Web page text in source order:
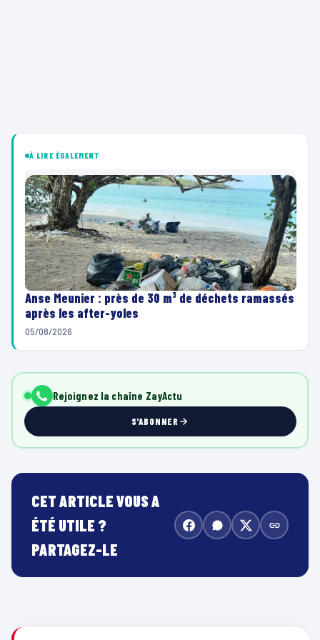
À LIRE ÉGALEMENT
Anse Meunier : près de 30 m³ de déchets ramassés
après les after-yoles
05/08/2026
Rejoignez la chaîne ZayActu
S'ABONNER
CET ARTICLE VOUS A
ÉTÉ UTILE ?
PARTAGEZ-LE